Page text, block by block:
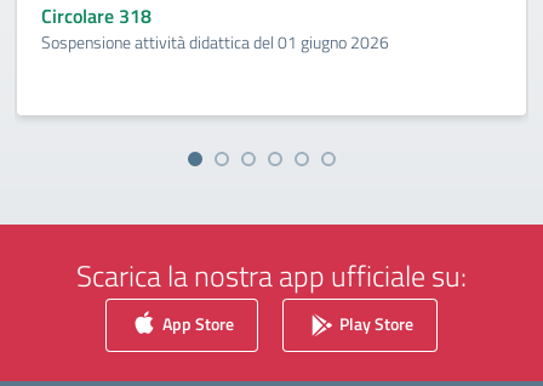
Circolare 318
Sospensione attività didattica del 01 giugno 2026
Scarica la nostra app ufficiale su:
App Store Play Store